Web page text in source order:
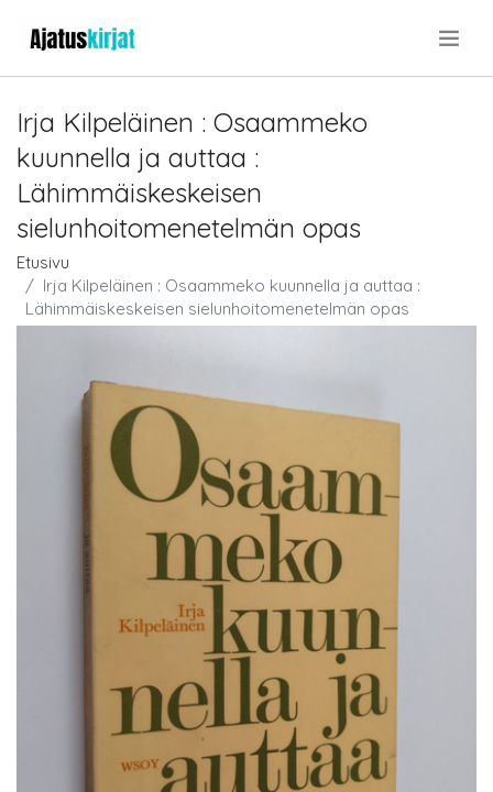
Irja Kilpeläinen : Osaammeko
kuunnella ja auttaa :
Lähimmäiskeskeisen
sielunhoitomenetelmän opas
Etusivu
Irja Kilpeläinen : Osaammeko kuunnella ja auttaa :
Lähimmäiskeskeisen sielunhoitomenetelmän opas